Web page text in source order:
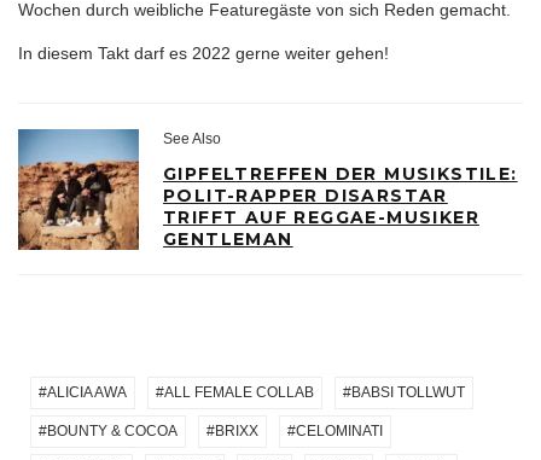
Wochen durch weibliche Featuregäste von sich Reden gemacht.
In diesem Takt darf es 2022 gerne weiter gehen!
See Also
GIPFELTREFFEN DER MUSIKSTILE:
POLIT-RAPPER DISARSTAR
TRIFFT AUF REGGAE-MUSIKER
GENTLEMAN
ALICIA AWA ALL FEMALE COLLAB BABSI TOLLWUT
BOUNTY & COCOA BRIXX CELOMINATI